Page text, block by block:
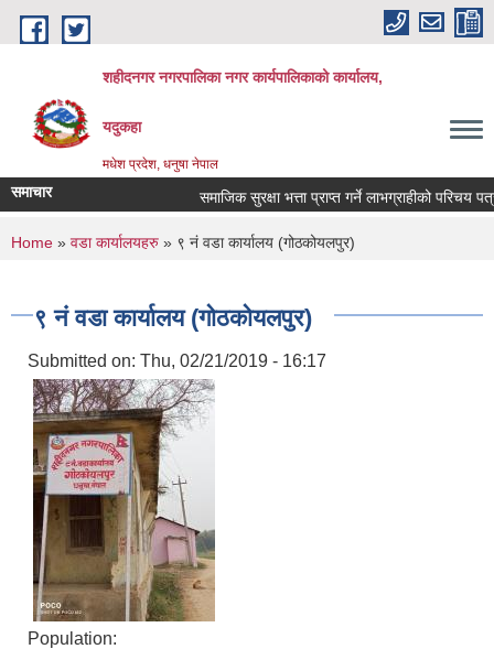
Skip to main content
शहीदनगर नगरपालिका नगर कार्यपालिकाको कार्यालय,
यदुकहा
मधेश प्रदेश, धनुषा नेपाल
समाचार समाजिक सुरक्षा भत्ता प्राप्त गर्ने लाभग्राहीको परिचय
You are here
Home » वडा कार्यालयहरु » ९ नं वडा कार्यालय (गोठकोयलपुर)
९ नं वडा कार्यालय (गोठकोयलपुर)
Submitted on: Thu, 02/21/2019 - 16:17
Population: